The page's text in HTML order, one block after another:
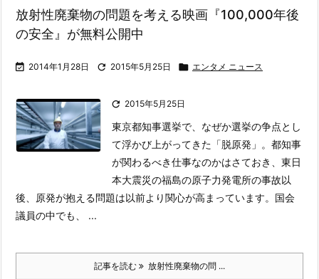
放射性廃棄物の問題を考える映画『100,000年後
の安全』が無料公開中
 2014年1月28日  2015年5月25日  エンタメ ニュース
 2015年5月25日
東京都知事選挙で、なぜか選挙の争点とし
て浮かび上がってきた「脱原発」。都知事
が関わるべき仕事なのかはさておき、東日
本大震災の福島の原子力発電所の事故以
後、原発が抱える問題は以前より関心が高まっています。 国会
議員の中でも、 ...
記事を読む 放射性廃棄物の問 ...